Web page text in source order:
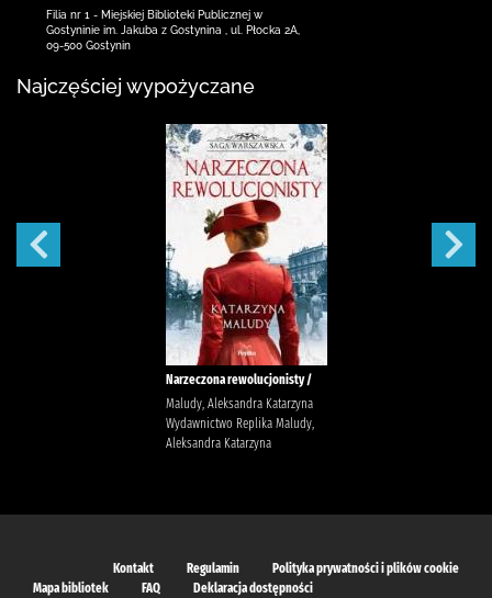
Filia nr 1 - Miejskiej Biblioteki Publicznej w
Gostyninie im. Jakuba z Gostynina
ul. Płocka 2A
09-500 Gostynin
Najczęściej wypożyczane
Narzeczona rewolucjonisty /
Maludy, Aleksandra Katarzyna
Wydawnictwo Replika Maludy,
Aleksandra Katarzyna
Kontakt Regulamin
Polityka prywatności i plików cookie
Mapa bibliotek
FAQ Deklaracja dostępności